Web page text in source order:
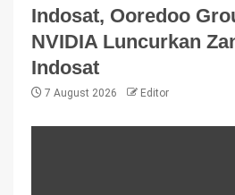
Indosat, Ooredoo
NVIDIA Luncurkan
Indosat
7 August 2026 Editor